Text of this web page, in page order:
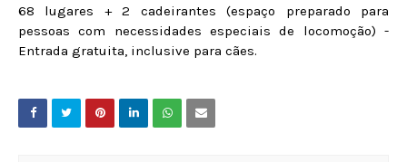
68 lugares + 2 cadeirantes (espaço preparado para
pessoas com necessidades especiais de locomoção) -
Entrada gratuita, inclusive para cães.